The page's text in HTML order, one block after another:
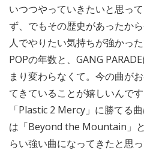
いつつやっていきたいと思っ
ず、でもその歴史があったか
人でやりたい気持ちが強かっ
POPの年数と、GANG
まり変わらなくて。今の曲が
てきていることが嬉しいんで
「Plastic 2 Mercy」に勝てる
は「Beyond the Mountain」
らい強い曲になってきたと思